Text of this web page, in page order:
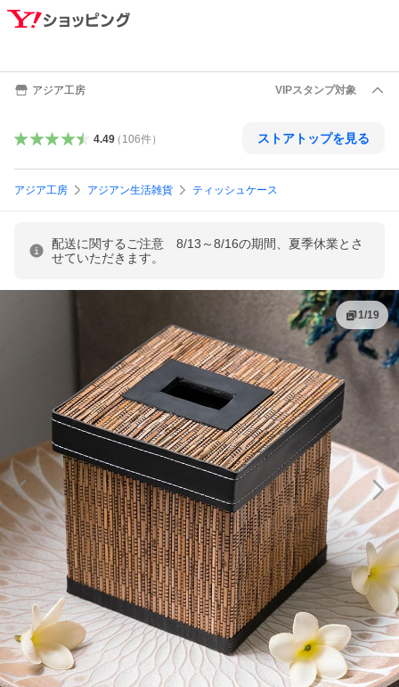
アジア工房 VIPスタンプ対象
4.49（ 106件） ストアトップを見る
アジア工房 アジアン生活雑貨 ティッシュケース
配送に関するご注意 8/13～8/16の期間、夏季休業とさ
せていただきます。
1/19